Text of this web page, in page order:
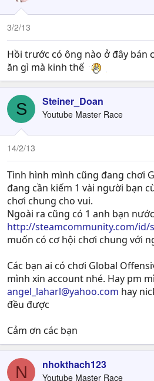
3/2/13
Hồi trước có ông nào ở đây bán
ăn gì mà kinh thế
S Steiner_Doan
Youtube Master Race
14/2/13
Tình hình mình cũng đang chơi
đang cần kiếm 1 vài người bạn
chơi chung cho vui.
Ngoài ra cũng có 1 anh bạn
http://steamcommunity.com/id/
muốn có cơ hội chơi chung với
Các bạn ai có chơi Global
mình xin account nhé. Hay pm
angel_laharl@yahoo.com hay
đều được
Cảm ơn các bạn
N nhokthach123
Youtube Master Race